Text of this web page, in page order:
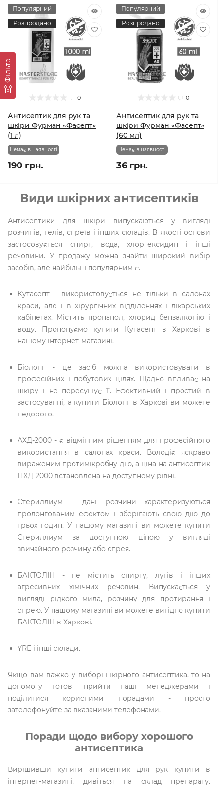
Фільтр
Популярний
Розпродано
0
Антисептик для рук та
шкіри Фурман «Фасепт»
(1 л)
Немає в наявності
190 грн.
Популярний
Розпродано
0
Антисептик для рук та
шкіри Фурман «Фасепт»
(60 мл)
Немає в наявності
36 грн.
Види шкірних антисептиків
Антисептики для шкіри випускаються у вигляді
розчинів, гелів, спреїв і інших складів. В якості основи
застосовується спирт, вода, хлоргексидин і інші
речовини. У продажу можна знайти широкий вибір
засобів, але найбільш популярним є.
Кутасепт - використовується не тільки в салонах
краси, але і в хірургічних відділеннях і лікарських
кабінетах. Містить пропанол, хлорид бензалконію і
воду. Пропонуємо купити Кутасепт в Харкові в
нашому інтернет-магазині.
Біолонг - це засіб можна використовувати в
професійних і побутових цілях. Щадно впливає на
шкіру і не пересушує її. Ефективний і простий в
застосуванні, а купити Біолонг в Харкові ви можете
недорого.
АХД-2000 - є відмінним рішенням для професійного
використання в салонах краси. Володіє яскраво
вираженим протимікробну дію, а ціна на антисептик
ПХД-2000 встановлена на доступному рівні.
Стериллиум - дані розчини характеризуються
пролонгованим ефектом і зберігають свою дію до
трьох годин. У нашому магазині ви можете купити
Стериллиум за доступною ціною у вигляді
звичайного розчину або спрея.
БАКТОЛІН - не містить спирту, лугів і інших
агресивних хімічних речовин. Випускається у
вигляді рідкого мила, розчину для протирання і
спрею. У нашому магазині ви можете вигідно купити
БАКТОЛІН в Харкові.
YRE і інші склади.
Якщо вам важко у виборі шкірного антисептика, то на
допомогу готові прийти наші менеджерами і
поділитися корисними порадами - просто
зателефонуйте за вказаними телефонами.
Поради щодо вибору хорошого
антисептика
Вирішивши купити антисептик для рук купити в
інтернет-магазині, дивіться на склад препарату.